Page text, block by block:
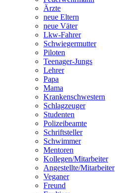
Ärzte
neue Eltern
neue Väter
Lkw-Fahrer
Schwiegermutter
Piloten
Teenager-Jungs
Lehrer
Papa
Mama
Krankenschwestern
Schlagzeuger
Studenten
Polizeibeamte
Schriftsteller
Schwimmer
Mentoren
Kollegen/Mitarbeiter
Angestellte/Mitarbeiter
Veganer
Freund